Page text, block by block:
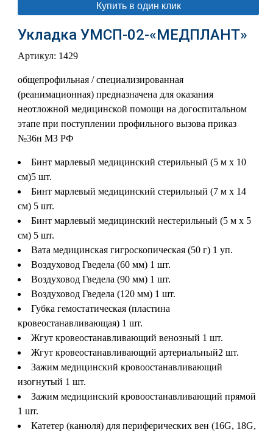
Купить в один клик
Укладка УМСП-02-«МЕДПЛАНТ»
Артикул: 1429
общепрофильная / специализированная
(реанимационная) предназначена для оказания
неотложной медицинской помощи на догоспитальном
этапе при поступлении профильного вызова приказ
№36н МЗ РФ
Бинт марлевый медицинский стерильный (5 м x 10
см)5 шт.
Бинт марлевый медицинский стерильный (7 м x 14
см) 5 шт.
Бинт марлевый медицинский нестерильный (5 м x 5
см) 5 шт.
Вата медицинская гигроскопическая (50 г) 1 уп.
Воздуховод Гведела (60 мм) 1 шт.
Воздуховод Гведела (90 мм) 1 шт.
Воздуховод Гведела (120 мм) 1 шт.
Губка гемостатическая (пластина
кровеостанавливающая) 1 шт.
Жгут кровеостанавливающий венозный 1 шт.
Жгут кровеостанавливающий артериальный2 шт.
Зажим медицинский кровоостанавливающий
изогнутый 1 шт.
Зажим медицинский кровоостанавливающий прямой
1 шт.
Катетер (канюля) для периферических вен (16G, 18G,